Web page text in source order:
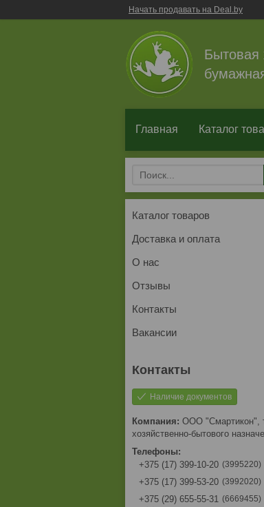
Начать продавать на Deal.by
Бытовая
Главная Каталог
Каталог товаров
Доставка и оплата
О нас
Отзывы
Контакты
Вакансии
Наличие документов
ООО "Смартикон",
хозяйственно-бытового
+375 (17) 399-10-20 3995220
+375 (17) 399-53-20 3992020
+375 (29) 655-55-31 6669455